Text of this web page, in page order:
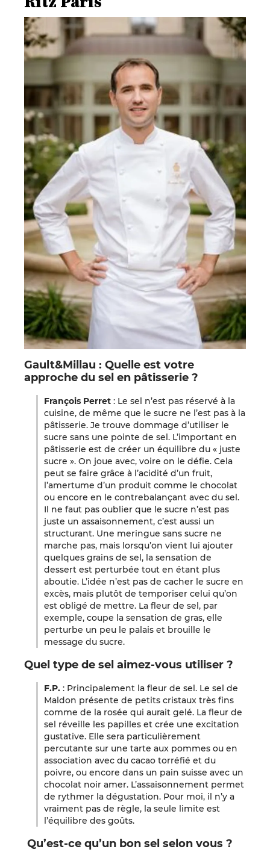
Gault&Millau : Quelle est votre
approche du sel en pâtisserie ?
François Perret : Le sel n’est pas réservé à la
cuisine, de même que le sucre ne l’est pas à la
pâtisserie. Je trouve dommage d’utiliser le
sucre sans une pointe de sel. L’important en
pâtisserie est de créer un équilibre du « juste
sucre ». On joue avec, voire on le défie. Cela
peut se faire grâce à l’acidité d’un fruit,
l’amertume d’un produit comme le chocolat
ou encore en le contrebalançant avec du sel.
Il ne faut pas oublier que le sucre n’est pas
juste un assaisonnement, c’est aussi un
structurant. Une meringue sans sucre ne
marche pas, mais lorsqu’on vient lui ajouter
quelques grains de sel, la sensation de
dessert est perturbée tout en étant plus
aboutie. L’idée n’est pas de cacher le sucre en
excès, mais plutôt de temporiser celui qu’on
est obligé de mettre. La fleur de sel, par
exemple, coupe la sensation de gras, elle
perturbe un peu le palais et brouille le
message du sucre.
Quel type de sel aimez-vous utiliser ?
F.P. : Principalement la fleur de sel. Le sel de
Maldon présente de petits cristaux très fins
comme de la rosée qui aurait gelé. La fleur de
sel réveille les papilles et crée une excitation
gustative. Elle sera particulièrement
percutante sur une tarte aux pommes ou en
association avec du cacao torréfié et du
poivre, ou encore dans un pain suisse avec un
chocolat noir amer. L’assaisonnement permet
de rythmer la dégustation. Pour moi, il n’y a
vraiment pas de règle, la seule limite est
l’équilibre des goûts.
Qu’est-ce qu’un bon sel selon vous ?